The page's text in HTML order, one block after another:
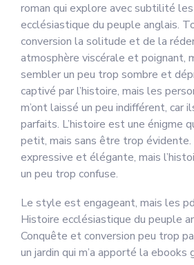
roman qui explore avec subtilité
ecclésiastique du peuple anglais.
conversion la solitude et de la
atmosphère viscérale et poignant,
sembler un peu trop sombre et
captivé par l’histoire, mais les
m’ont laissé un peu indifférent, car
parfaits. L’histoire est une énigme
petit, mais sans être trop évidente.
expressive et élégante, mais
un peu trop confuse.
Le style est engageant, mais les
Histoire ecclésiastique du peuple
Conquête et conversion peu trop
un jardin qui m’a apporté la ebooks